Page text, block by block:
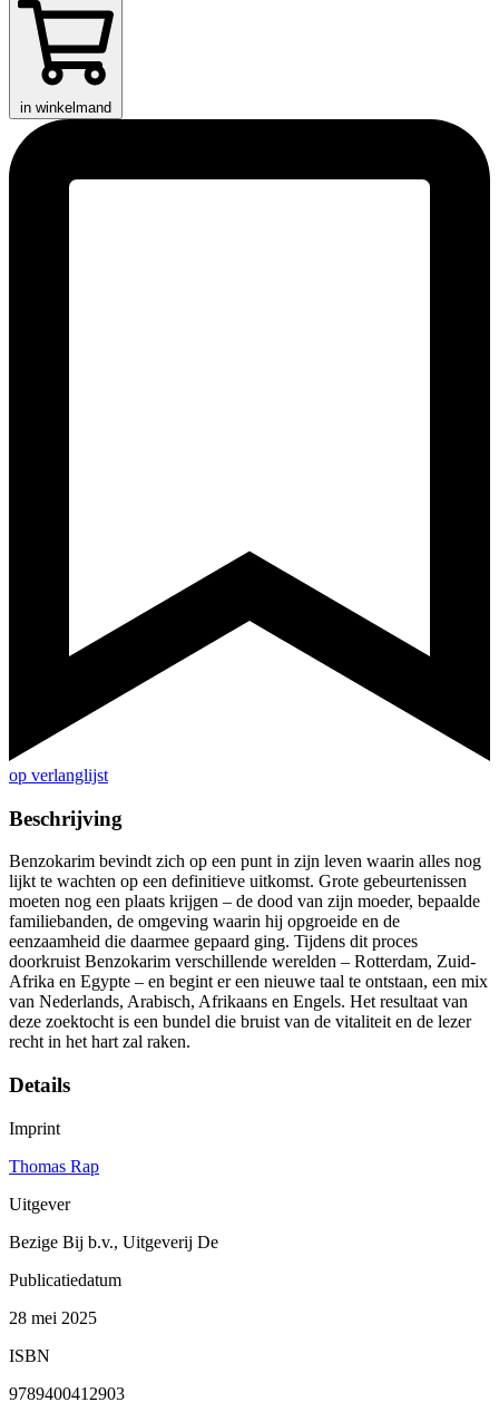
in winkelmand
op verlanglijst
Beschrijving
Benzokarim bevindt zich op een punt in zijn leven waarin alles nog
lijkt te wachten op een definitieve uitkomst. Grote gebeurtenissen
moeten nog een plaats krijgen – de dood van zijn moeder, bepaalde
familiebanden, de omgeving waarin hij opgroeide en de
eenzaamheid die daarmee gepaard ging. Tijdens dit proces
doorkruist Benzokarim verschillende werelden – Rotterdam, Zuid-
Afrika en Egypte – en begint er een nieuwe taal te ontstaan, een mix
van Nederlands, Arabisch, Afrikaans en Engels. Het resultaat van
deze zoektocht is een bundel die bruist van de vitaliteit en de lezer
recht in het hart zal raken.
Details
Imprint
Thomas Rap
Uitgever
Bezige Bij b.v., Uitgeverij De
Publicatiedatum
28 mei 2025
ISBN
9789400412903